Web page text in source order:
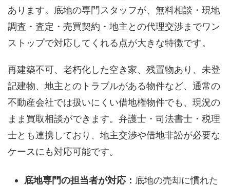
あります。底地の専門スタッフが、無料相談・現地
調査・査定・売買契約・地主との代理交渉までワン
ストップで対応してくれる点が大きな特徴です。
再建築不可、老朽化した空き家、残置物あり、未登
記建物、地主とのトラブルがある物件など、通常の
不動産会社では扱いにくい借地権物件でも、現況の
まま買取相談ができます。弁護士・司法書士・税理
士とも連携しており、地主交渉や借地非訟が必要な
ケースにも対応可能です。
底地専門の担当者が対応： 底地の売却に慣れた